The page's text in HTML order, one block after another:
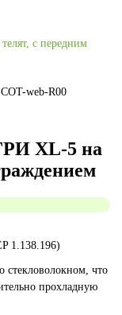
XL-5 на
1.138.196)
стекловолокном, что
прохладную